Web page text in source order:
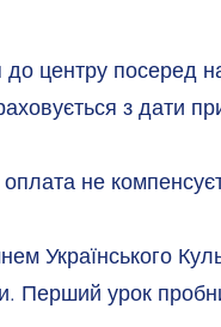
центру посеред
з дати
не
Українського
Перший урок